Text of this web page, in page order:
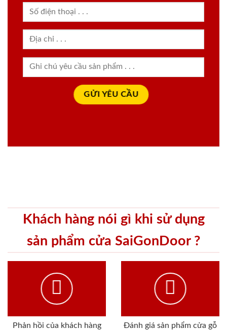
Khách hàng nói gì khi sử dụng
sản phẩm cửa SaiGonDoor ?
Phản hồi của khách hàng
Đánh giá sản phẩm cửa gỗ